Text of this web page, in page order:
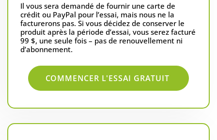
Il vous sera demandé de fournir une carte de
crédit ou PayPal pour l’essai, mais nous ne la
facturerons pas. Si vous décidez de conserver le
produit après la période d’essai, vous serez facturé
99 $, une seule fois – pas de renouvellement ni
d’abonnement.
COMMENCER L'ESSAI GRATUIT